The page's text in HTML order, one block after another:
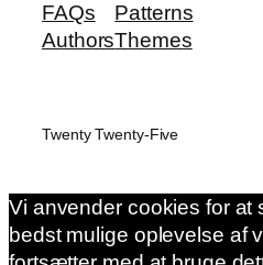
FAQs
Authors
Patterns
Themes
Twenty Twenty-Five
Vi anvender cookies for at
bedst mulige oplevelse af